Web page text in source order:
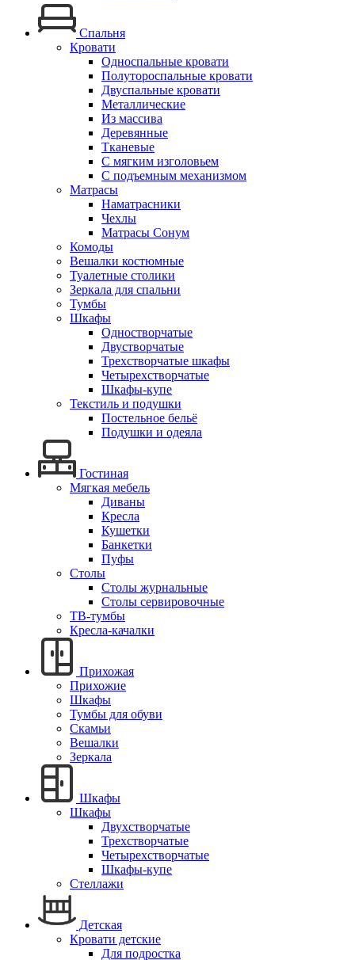
Спальня
Кровати
Односпальные кровати
Полутороспальные кровати
Двуспальные кровати
Металлические
Из массива
Деревянные
Тканевые
С мягким изголовьем
С подъемным механизмом
Матрасы
Наматрасники
Чехлы
Матрасы Сонум
Комоды
Вешалки костюмные
Туалетные столики
Зеркала для спальни
Тумбы
Шкафы
Одностворчатые
Двустворчатые
Трехстворчатые шкафы
Четырехстворчатые
Шкафы-купе
Текстиль и подушки
Постельное бельё
Подушки и одеяла
Гостиная
Мягкая мебель
Диваны
Кресла
Кушетки
Банкетки
Пуфы
Столы
Столы журнальные
Столы сервировочные
ТВ-тумбы
Кресла-качалки
Прихожая
Прихожие
Шкафы
Тумбы для обуви
Скамьи
Вешалки
Зеркала
Шкафы
Шкафы
Двухстворчатые
Трехстворчатые
Четырехстворчатые
Шкафы-купе
Стеллажи
Детская
Кровати детские
Для подростка